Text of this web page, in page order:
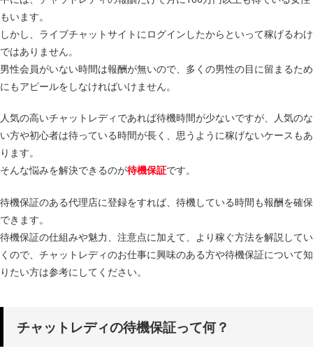
もいます。
しかし、ライブチャットサイトにログインしたからといって稼げるわけ
ではありません。
男性会員がいない時間は報酬が無いので、多くの男性の目に留まるため
にもアピールをしなければいけません。
人気の高いチャットレディであれば待機時間が少ないですが、人気のな
い方や初心者は待っている時間が長く、思うように稼げないケースもあ
ります。
そんな悩みを解決できるのが待機保証です。
待機保証のある代理店に登録をすれば、待機している時間も報酬を確保
できます。
待機保証の仕組みや魅力、注意点に加えて、より稼ぐ方法を解説してい
くので、チャットレディのお仕事に興味のある方や待機保証について知
りたい方は参考にしてください。
チャットレディの待機保証って何？